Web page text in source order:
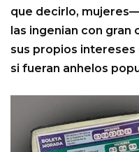
que decirlo,
las ingenian con gran
sus propios intereses
si fueran anhelos